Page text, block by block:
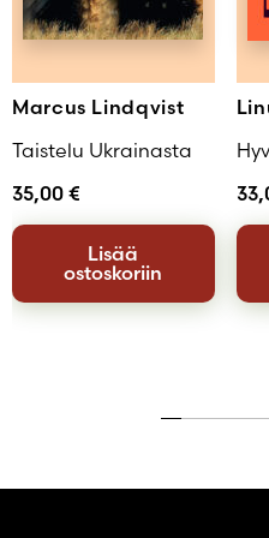
Marcus Lindqvist
Taistelu Ukrainasta
35,00 €
Lisää
ostoskoriin